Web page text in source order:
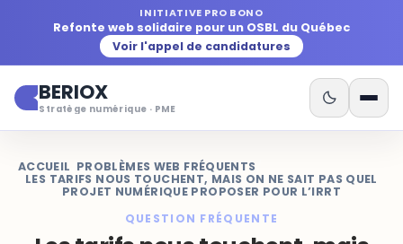
INITIATIVE PRO BONO
Refonte web solidaire pour un OSBL du Québec
Voir l'appel de candidatures
BERIOX
Stratège numérique · PME
ACCUEIL PROBLÈMES WEB FRÉQUENTS
LES TARIFS NOUS TOUCHENT, MAIS ON NE SAIT PAS QUEL
PROJET NUMÉRIQUE PROPOSER POUR L’IRRT
QUESTION FRÉQUENTE